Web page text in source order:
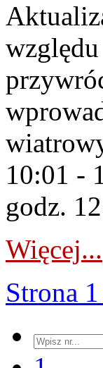
10:01 -
godz.
Więcej...
Strona